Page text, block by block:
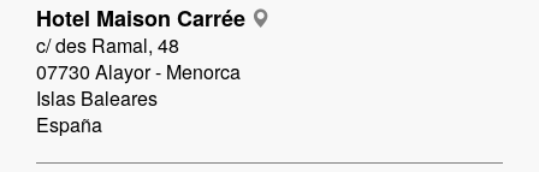
Hotel Maison Carrée
c/ des Ramal, 48
07730 Alayor - Menorca
Islas Baleares
España